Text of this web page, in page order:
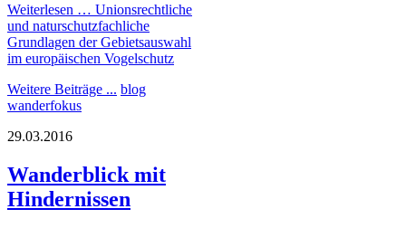
Weiterlesen … Unionsrechtliche
und naturschutzfachliche
Grundlagen der Gebietsauswahl
im europäischen Vogelschutz
Weitere Beiträge ... blog
wanderfokus
29.03.2016
Wanderblick mit
Hindernissen